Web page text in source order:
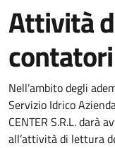
Attività
Dettagli
Nell’ambito degli
Servizio Idrico
CENTER S.R.L. darà
all’attività di lettura